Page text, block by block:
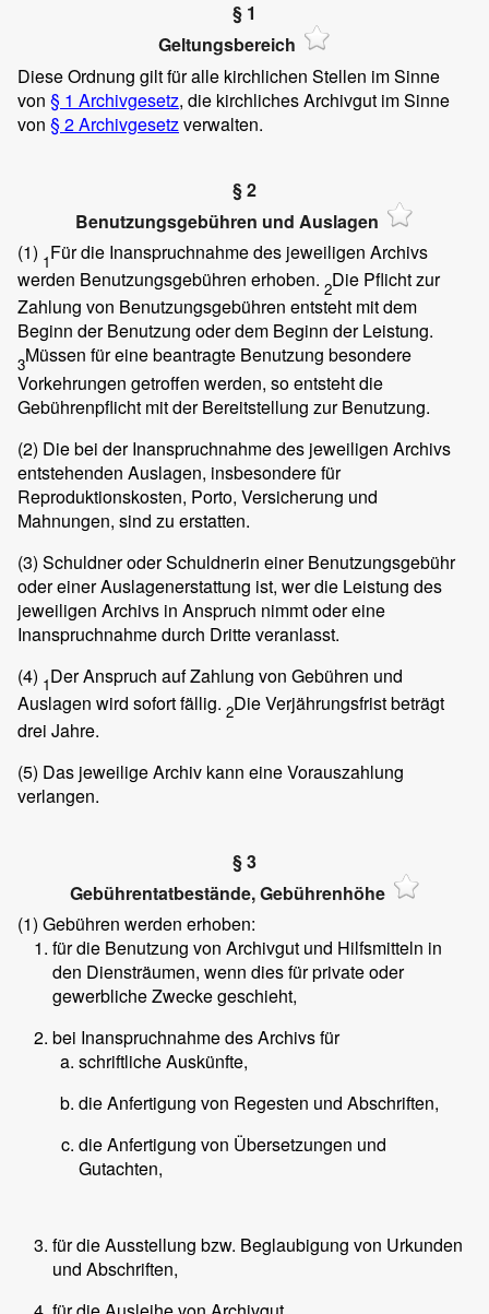
§ 1
Geltungsbereich
Diese Ordnung gilt für alle kirchlichen Stellen im Sinne
von § 1 Archivgesetz, die kirchliches Archivgut im Sinne
von § 2 Archivgesetzverwalten.
§ 2
Benutzungsgebühren und Auslagen
(1) 1Für die Inanspruchnahme des jeweiligen Archivs
werden Benutzungsgebühren erhoben. 2Die Pflicht zur
Zahlung von Benutzungsgebühren entsteht mit dem
Beginn der Benutzung oder dem Beginn der Leistung.
3Müssen für eine beantragte Benutzung besondere
Vorkehrungen getroffen werden, so entsteht die
Gebührenpflicht mit der Bereitstellung zur Benutzung.
(2) Die bei der Inanspruchnahme des jeweiligen Archivs
entstehenden Auslagen, insbesondere für
Reproduktionskosten, Porto, Versicherung und
Mahnungen, sind zu erstatten.
(3) Schuldner oder Schuldnerin einer Benutzungsgebühr
oder einer Auslagenerstattung ist, wer die Leistung des
jeweiligen Archivs in Anspruch nimmt oder eine
Inanspruchnahme durch Dritte veranlasst.
(4) 1Der Anspruch auf Zahlung von Gebühren und
Auslagen wird sofort fällig. 2Die Verjährungsfrist beträgt
drei Jahre.
(5) Das jeweilige Archiv kann eine Vorauszahlung
verlangen.
§ 3
Gebührentatbestände, Gebührenhöhe
(1) Gebühren werden erhoben:
für die Benutzung von Archivgut und Hilfsmitteln in
den Diensträumen, wenn dies für private oder
gewerbliche Zwecke geschieht,
bei Inanspruchnahme des Archivs für
schriftliche Auskünfte,
die Anfertigung von Regesten und Abschriften,
die Anfertigung von Übersetzungen und
Gutachten,
für die Ausstellung bzw. Beglaubigung von Urkunden
und Abschriften,